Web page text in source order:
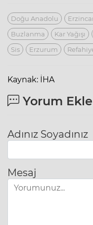
Doğu Anadolu
Buzlanma
Kar Yağışı
Sis
Erzurum
Kaynak: İHA
Yorum Ekle
Adınız Soyadınız
Mesaj